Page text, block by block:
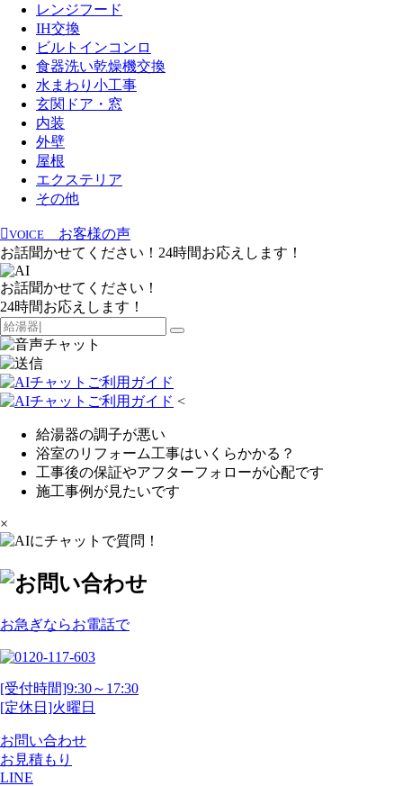
レンジフード
IH交換
ビルトインコンロ
食器洗い乾燥機交換
水まわり小工事
玄関ドア・窓
内装
外壁
屋根
エクステリア
その他
VOICE
お客様の声
お話聞かせてください！24時間お応えします！
お話聞かせてください！
24時間お応えします！
<
給湯器の調子が悪い
浴室のリフォーム工事はいくらかかる？
工事後の保証やアフターフォローが心配です
施工事例が見たいです
×
お急ぎならお電話で
[受付時間]9:30～17:30
[定休日]火曜日
お問い合わせ
お見積もり
LINE